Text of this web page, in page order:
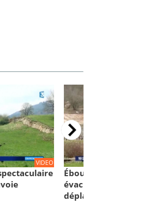
VIDEO
Éboulement de Culoz:
évacuées... 75 personnes
déplacées!